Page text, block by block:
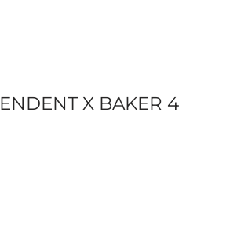
X BAKER 4